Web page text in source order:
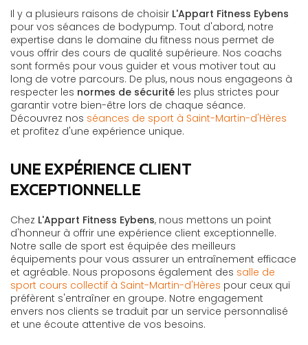
Il y a plusieurs raisons de choisir L'Appart Fitness Eybens
pour vos séances de bodypump. Tout d'abord, notre
expertise dans le domaine du fitness nous permet de
vous offrir des cours de qualité supérieure. Nos coachs
sont formés pour vous guider et vous motiver tout au
long de votre parcours. De plus, nous nous engageons à
respecter les normes de sécurité les plus strictes pour
garantir votre bien-être lors de chaque séance.
Découvrez nos séances de sport à Saint-Martin-d'Hères
et profitez d'une expérience unique.
UNE EXPÉRIENCE CLIENT
EXCEPTIONNELLE
Chez L'Appart Fitness Eybens, nous mettons un point
d'honneur à offrir une expérience client exceptionnelle.
Notre salle de sport est équipée des meilleurs
équipements pour vous assurer un entraînement efficace
et agréable. Nous proposons également des salle de
sport cours collectif à Saint-Martin-d'Hères pour ceux qui
préfèrent s'entraîner en groupe. Notre engagement
envers nos clients se traduit par un service personnalisé
et une écoute attentive de vos besoins.